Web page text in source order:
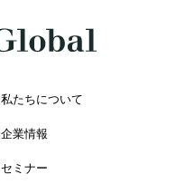
私たちについて
企業情報
セミナー